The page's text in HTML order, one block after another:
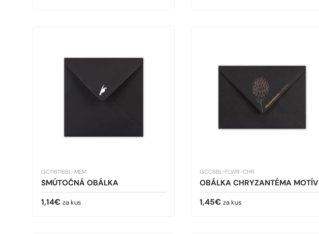
GC116116BL-MEM
SMÚTOČNÁ OBÁLKA
Bežná cena
1,14€ za kus
GCC6BL-FLWR-CHR
OBÁLKA CHRYZANTÉMA MOTÍV
Bežná cena
1,45€ za kus